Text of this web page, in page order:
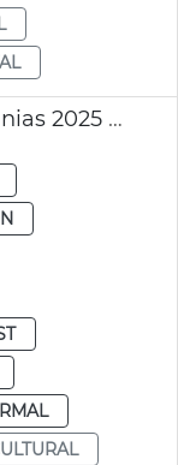
Balance Cultura en las Pedanias 2025 Ayuntamiento València